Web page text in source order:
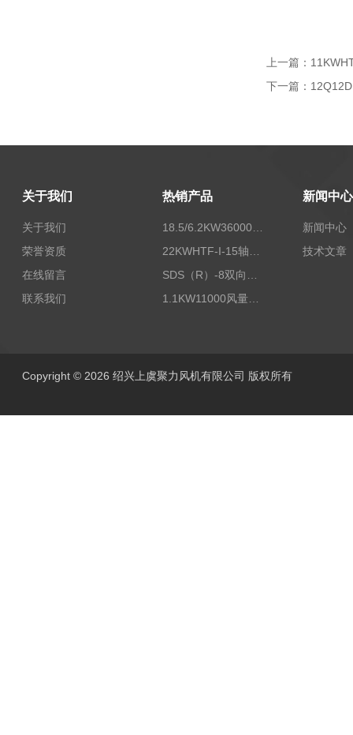
上一篇：
下一篇：
关于我们
关于我们
荣誉资质
在线留言
联系我们
热销产品
1.1KW11000风量FDZ-5.5不锈钢壁式轴流风机
新闻中心
新闻中心
技术文章
Copyright © 2026 绍兴上虞聚力风机有限公司 版权所有